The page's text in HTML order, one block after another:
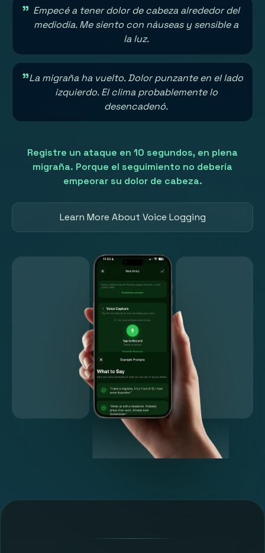
" Empecé a tener dolor de cabeza alrededor del
mediodía. Me siento con náuseas y sensible a
la luz.
"La migraña ha vuelto. Dolor punzante en el lado
izquierdo. El clima probablemente lo
desencadenó.
Registre un ataque en 10 segundos, en plena
migraña. Porque el seguimiento no debería
empeorar su dolor de cabeza.
Learn More About Voice Logging